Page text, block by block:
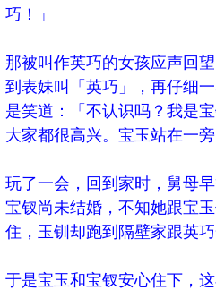
巧！」
那被叫作英巧的女孩应声回
到表妹叫「英巧」，再仔细
是笑道：「不认识吗？我是
大家都很高兴。宝玉站在一
玩了一会，回到家时，舅母
宝钗尚未结婚，不知她跟宝
住，玉钏却跑到隔壁家跟英巧
于是宝玉和宝钗安心住下，